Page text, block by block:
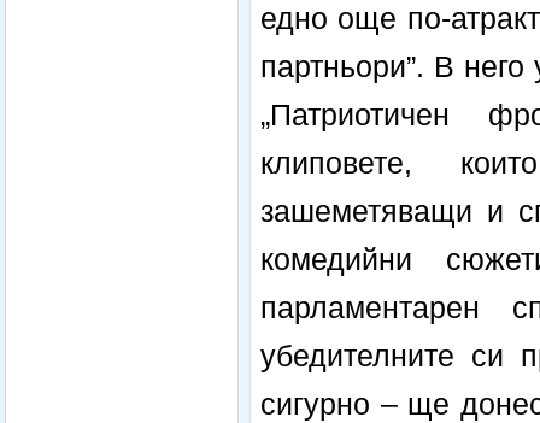
едно още по-
партньори”. В него
„Патриотичен
клиповете,
зашеметяващи и
комедийни
парламентарен
убедителните си
сигурно – ще